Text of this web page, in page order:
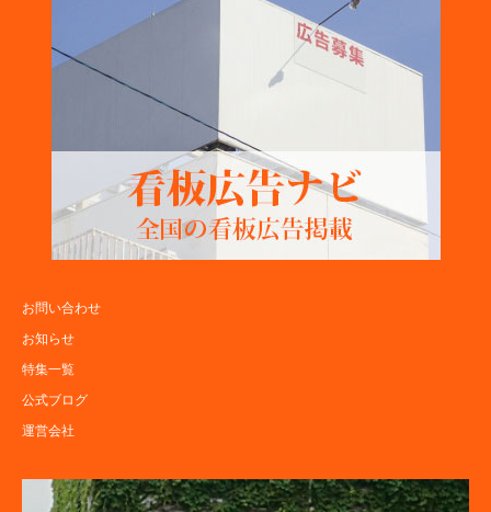
お問い合わせ
お知らせ
特集一覧
公式ブログ
運営会社